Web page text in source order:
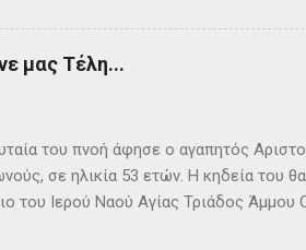
μας Τέλη...
του πνοή άφησε ο αγαπητός
σε ηλικία 53 ετών. Η κηδεία του
του Ιερού Ναού Αγίας Τριάδος